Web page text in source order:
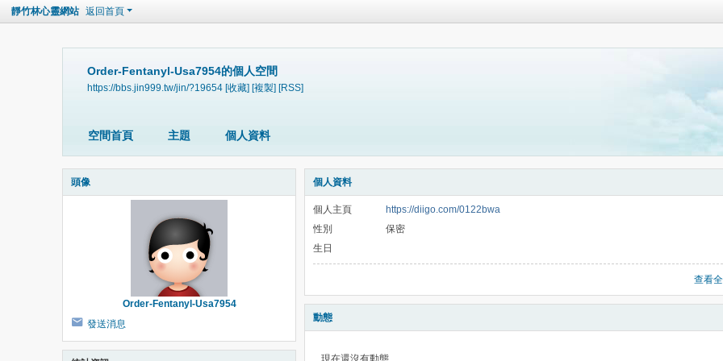
靜竹林心靈網站 返回首頁
Order-Fentanyl-Usa7954的個人空間
https://bbs.jin999.tw/jin/?19654 [收藏] [複製] [RSS]
空間首頁 主題 個人資料
頭像
Order-Fentanyl-Usa7954
發送消息
個人資料
個人主頁
https://diigo.com/0122bwa
性別
保密
生日
查看
動態
現在還沒有動態